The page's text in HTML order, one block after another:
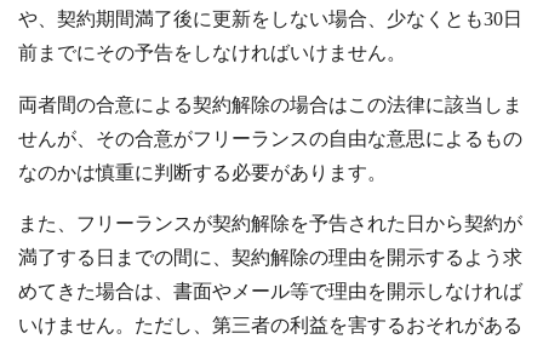
や、契約期間満了後に更新をしない場合、少なくとも30日
前までにその予告をしなければいけません。
両者間の合意による契約解除の場合はこの法律に該当しま
せんが、その合意がフリーランスの自由な意思によるもの
なのかは慎重に判断する必要があります。
また、フリーランスが契約解除を予告された日から契約が
満了する日までの間に、契約解除の理由を開示するよう求
めてきた場合は、書面やメール等で理由を開示しなければ
いけません。ただし、第三者の利益を害するおそれがある